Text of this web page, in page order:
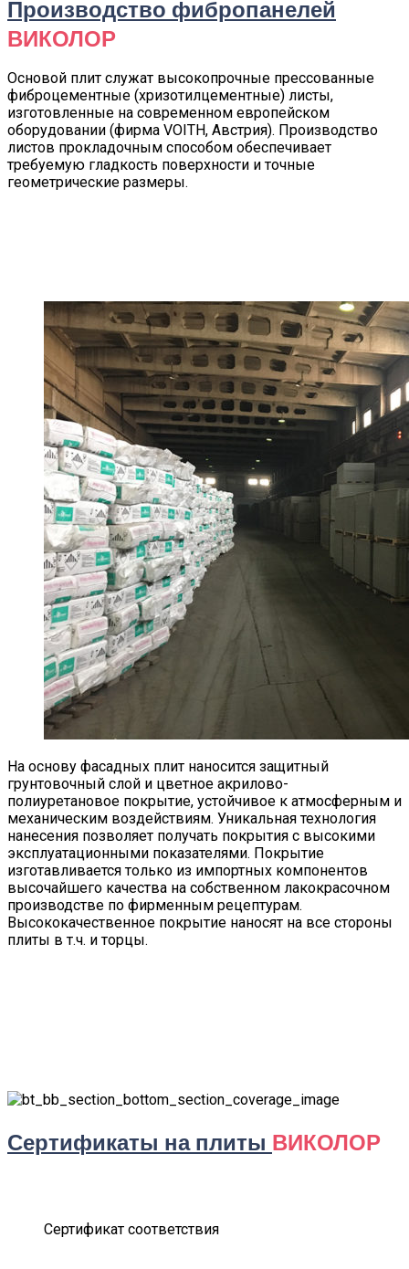
Производство фибропанелей
ВИКОЛОР
Основой плит служат высокопрочные прессованные
фиброцементные (хризотилцементные) листы,
изготовленные на современном европейском
оборудовании (фирма VOITH, Австрия). Производство
листов прокладочным способом обеспечивает
требуемую гладкость поверхности и точные
геометрические размеры.
На основу фасадных плит наносится защитный
грунтовочный слой и цветное акрилово-
полиуретановое покрытие, устойчивое к атмосферным и
механическим воздействиям. Уникальная технология
нанесения позволяет получать покрытия с высокими
эксплуатационными показателями. Покрытие
изготавливается только из импортных компонентов
высочайшего качества на собственном лакокрасочном
производстве по фирменным рецептурам.
Высококачественное покрытие наносят на все стороны
плиты в т.ч. и торцы.
Сертификаты на плиты ВИКОЛОР
Сертификат соответствия